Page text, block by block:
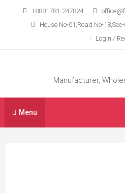
+8801781-247824
House No-01,Road No-
Login /
Manufacturer,
Menu